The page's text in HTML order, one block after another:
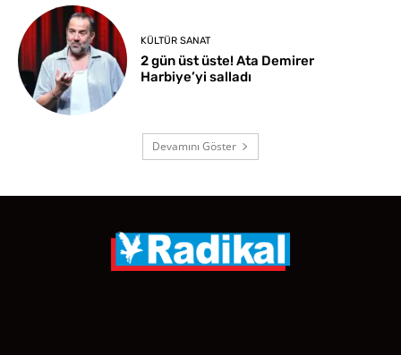
KÜLTÜR SANAT
2 gün üst üste! Ata Demirer
Harbiye’yi salladı
Devamını Göster